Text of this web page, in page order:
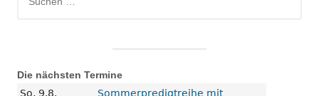
nach:
Die nächsten Termine